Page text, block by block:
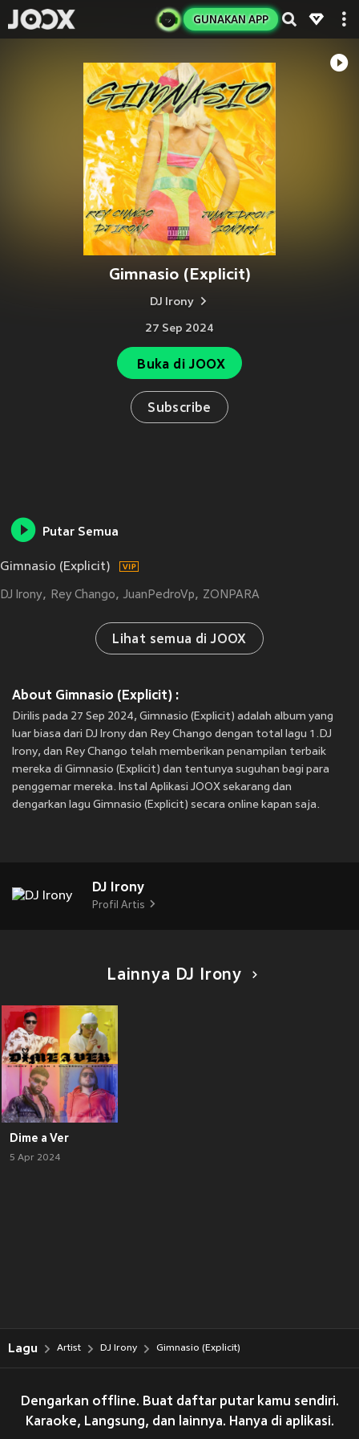
GUNAKAN APP
Gimnasio (Explicit)
DJ Irony
27 Sep 2024
Buka di JOOX
Subscribe
Putar Semua
Gimnasio (Explicit)
DJ Irony Rey Chango JuanPedroVp ZONPARA
Lihat semua di JOOX
About Gimnasio (Explicit) :
Dirilis pada 27 Sep 2024, Gimnasio (Explicit) adalah album yang
luar biasa dari DJ Irony dan Rey Chango dengan total lagu 1.DJ
Irony, dan Rey Chango telah memberikan penampilan terbaik
mereka di Gimnasio (Explicit) dan tentunya suguhan bagi para
penggemar mereka. Instal Aplikasi JOOX sekarang dan
dengarkan lagu Gimnasio (Explicit) secara online kapan saja.
DJ Irony
Profil Artis
Lainnya DJ Irony
Dime a Ver
5 Apr 2024
Lagu Artist DJ Irony Gimnasio (Explicit)
Dengarkan offline. Buat daftar putar kamu sendiri.
Karaoke, Langsung, dan lainnya. Hanya di aplikasi.